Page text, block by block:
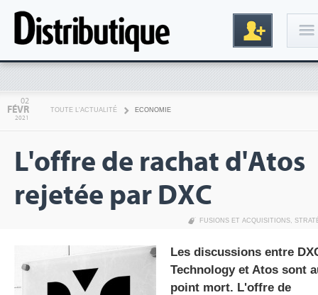
Inscription
02
FÉVR
2021
TOUTE L'ACTUALITÉ ECONOMIE
L'offre de rachat d'Atos
rejetée par DXC
FUSIONS ET ACQUISITIONS,
Les discussions entre
Technology et Atos sont
point mort. L'offre de